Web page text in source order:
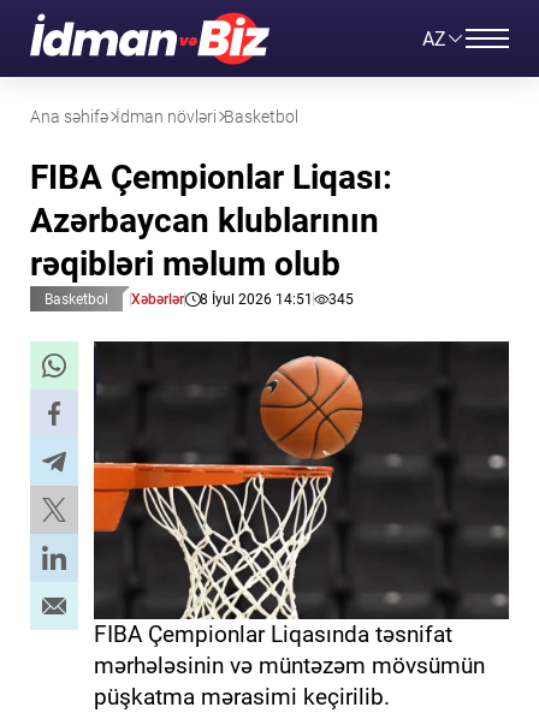
AZ
Ana səhifə İdman növləri Basketbol
FIBA Çempionlar Liqası:
Azərbaycan klublarının
rəqibləri məlum olub
Basketbol Xəbərlər 8 İyul 2026 14:51 345
FIBA Çempionlar Liqasında təsnifat
mərhələsinin və müntəzəm mövsümün
püşkatma mərasimi keçirilib.